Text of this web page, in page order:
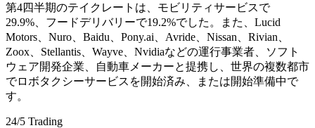
第4四半期のテイクレートは、モビリティサービスで
29.9%、フードデリバリーで19.2%でした。また、Lucid
Motors、Nuro、Baidu、Pony.ai、Avride、Nissan、Rivian、
Zoox、Stellantis、Wayve、Nvidiaなどの運行事業者、ソフト
ウェア開発企業、自動車メーカーと提携し、世界の複数都市
でロボタクシーサービスを開始済み、または開始準備中で
す。
24/5 Trading